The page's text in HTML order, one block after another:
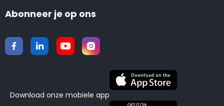
Abonneer je op ons
Download onze mobiele app